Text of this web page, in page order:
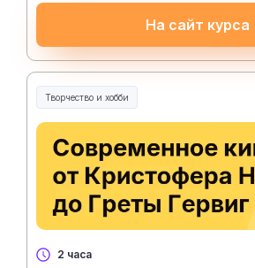
На сайт курса
Творчество и хобби
Творчество, контент и хобби
2 часа